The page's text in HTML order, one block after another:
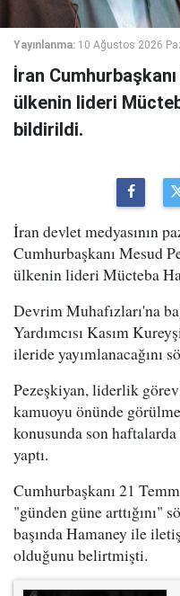
Yayınlanma: 10 Ağustos 2026
İran
ülkenin lideri
bildirildi.
İran devlet medyasının
Cumhurbaşkanı Mesud
ülkenin lideri Mücteba
Devrim Muhafızları'na
Yardımcısı Kasım
ileride yayımlanacağını
Pezeşkiyan, liderlik
kamuoyu önünde
konusunda son
yaptı.
Cumhurbaşkanı 21
"günden güne arttığını"
başında Hamaney ile
olduğunu belirtmişti.